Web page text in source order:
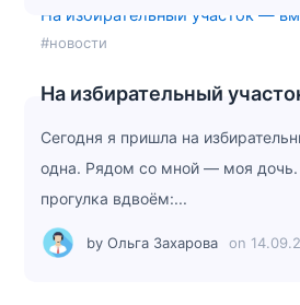
На избирательный участок —
#новости
На избирательный
Сегодня я пришла на
одна. Рядом со мной — моя дочь.
прогулка вдвоём:...
byОльга Захарова on